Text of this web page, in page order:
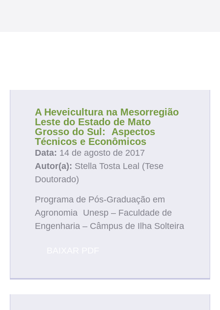
A Heveicultura na Mesorregião
Leste do Estado de Mato
Grosso do Sul: Aspectos
Técnicos e Econômicos
Data: 14 de agosto de 2017
Autor(a): Stella Tosta Leal (Tese
Doutorado)
Programa de Pós-Graduação em
Agronomia Unesp – Faculdade de
Engenharia – Câmpus de Ilha Solteira